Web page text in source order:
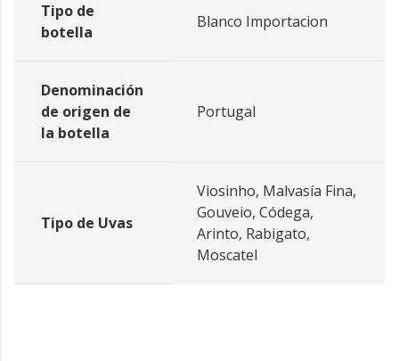
Tipo de
botella
Blanco Importacion
Denominación
de origen de
la botella
Portugal
Tipo de Uvas
Viosinho, Malvasía Fina,
Gouveio, Códega,
Arinto, Rabigato,
Moscatel